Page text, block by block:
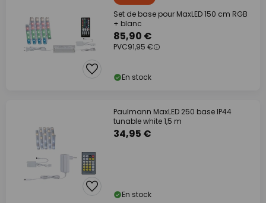
Set de base pour MaxLED 150 cm RGB
+ blanc
85,90 €
PVC91,95 €
En stock
Paulmann MaxLED 250 base IP44
tunable white 1,5 m
34,95 €
En stock